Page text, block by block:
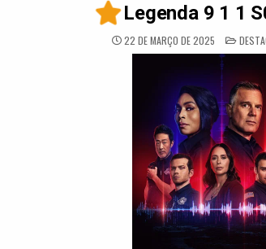
Legenda 9 1 1
22 DE MARÇO DE 2025
IN